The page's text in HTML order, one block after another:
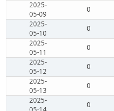
2025-
05-09
0
2025-
05-10
0
2025-
05-11
0
2025-
05-12
0
2025-
05-13
0
2025-
0